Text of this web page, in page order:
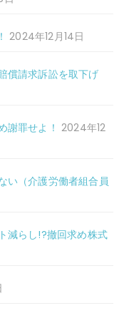
2024年12月14日
償請求訴訟を取下げ
謝罪せよ！ 2024年12
い（介護労働者組合員
減らし!?撤回求め株式